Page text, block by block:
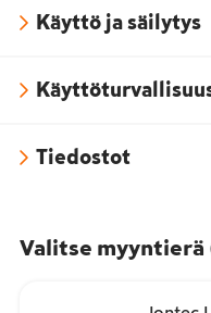
Käyttö ja säilytys
Tiedostot
Valitse myyntierä